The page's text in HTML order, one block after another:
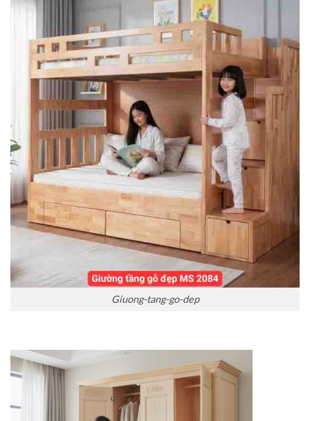
Giuong-tang-go-dep